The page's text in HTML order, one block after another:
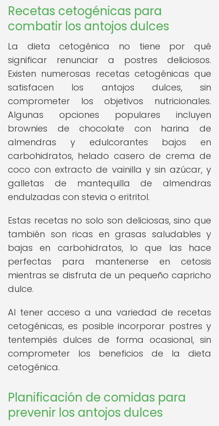
Recetas cetogénicas para
combatir los antojos dulces
La dieta cetogénica no tiene por qué
significar renunciar a postres deliciosos.
Existen numerosas recetas cetogénicas que
satisfacen los antojos dulces, sin
comprometer los objetivos nutricionales.
Algunas opciones populares incluyen
brownies de chocolate con harina de
almendras y edulcorantes bajos en
carbohidratos, helado casero de crema de
coco con extracto de vainilla y sin azúcar, y
galletas de mantequilla de almendras
endulzadas con stevia o eritritol.
Estas recetas no solo son deliciosas, sino que
también son ricas en grasas saludables y
bajas en carbohidratos, lo que las hace
perfectas para mantenerse en cetosis
mientras se disfruta de un pequeño capricho
dulce.
Al tener acceso a una variedad de recetas
cetogénicas, es posible incorporar postres y
tentempiés dulces de forma ocasional, sin
comprometer los beneficios de la dieta
cetogénica.
Planificación de comidas para
prevenir los antojos dulces